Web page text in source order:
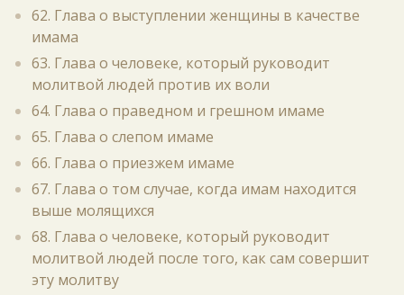
62. Глава о выступлении женщины в качестве
имама
63. Глава о человеке, который руководит
молитвой людей против их воли
64. Глава о праведном и грешном имаме
65. Глава о слепом имаме
66. Глава о приезжем имаме
67. Глава о том случае, когда имам находится
выше молящихся
68. Глава о человеке, который руководит
молитвой людей после того, как сам совершит
эту молитву